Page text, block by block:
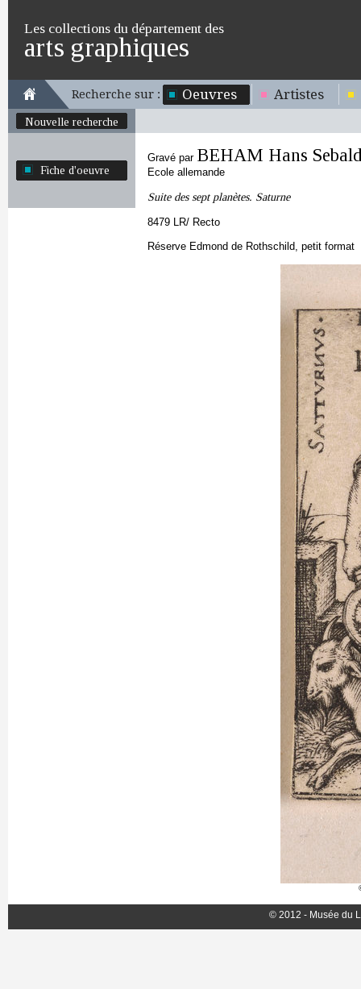
Les collections du département des
arts graphiques
Recherche sur : Oeuvres Artistes
Nouvelle recherche
Fiche d'oeuvre
Gravé par BEHAM Hans
Ecole allemande
Suite des sept planètes. Saturne
8479 LR/ Recto
Réserve Edmond de Rothschild, petit format
© 2012 - Musée du